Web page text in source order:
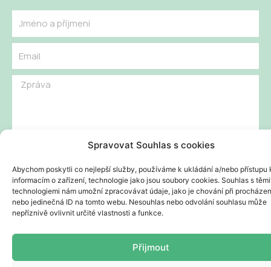
Spravovat Souhlas s cookies
Abychom poskytli co nejlepší služby, používáme k ukládání a/nebo přístupu
informacím o zařízení, technologie jako jsou soubory cookies. Souhlas s
technologiemi nám umožní zpracovávat údaje, jako je chování při
nebo jedinečná ID na tomto webu. Nesouhlas nebo odvolání souhlasu může
nepříznivě ovlivnit určité vlastnosti a funkce.
Přijmout
Message
Odesláním souhlasím se zpracováním osobních údajů.
Odeslat
Copyright © 2023 | Powered byBig Flow Production |
zpracování osobních údajů